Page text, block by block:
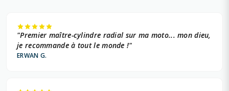
"Premier maître-cylindre radial sur ma moto... mon dieu,
je recommande à tout le monde !"
ERWAN G.